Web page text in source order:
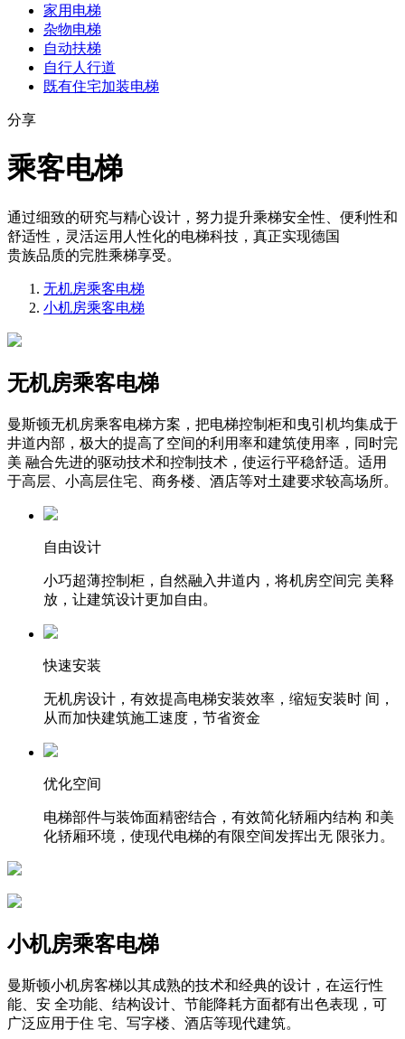
家用电梯
杂物电梯
自动扶梯
自行人行道
既有住宅加装电梯
分享
乘客电梯
通过细致的研究与精心设计，努力提升乘梯安全性、便利性和
舒适性，灵活运用人性化的电梯科技，真正实现德国
贵族品质的完胜乘梯享受。
无机房乘客电梯
小机房乘客电梯
无机房乘客电梯
曼斯顿无机房乘客电梯方案，把电梯控制柜和曳引机均集成于
井道内部，极大的提高了空间的利用率和建筑使用率，同时完
美 融合先进的驱动技术和控制技术，使运行平稳舒适。适用
于高层、小高层住宅、商务楼、酒店等对土建要求较高场所。
自由设计
小巧超薄控制柜，自然融入井道内，将机房空间完 美释
放，让建筑设计更加自由。
快速安装
无机房设计，有效提高电梯安装效率，缩短安装时 间，
从而加快建筑施工速度，节省资金
优化空间
电梯部件与装饰面精密结合，有效简化轿厢内结构 和美
化轿厢环境，使现代电梯的有限空间发挥出无 限张力。
小机房乘客电梯
曼斯顿小机房客梯以其成熟的技术和经典的设计，在运行性
能、安 全功能、结构设计、节能降耗方面都有出色表现，可
广泛应用于住 宅、写字楼、酒店等现代建筑。